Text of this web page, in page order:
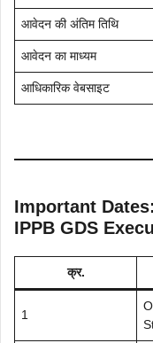
आवेदन की अंतिम तिथि
आवेदन का माध्यम
आधिकारिक वेबसाइट
Important
IPPB GDS
क्र.
1